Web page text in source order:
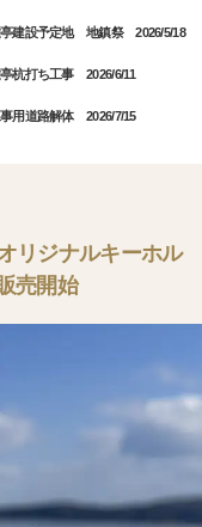
建設予定地 地鎮祭 2026/5/18
杭打ち工事 2026/6/11
用道路解体 2026/7/15
リジナルキーホル
売開始